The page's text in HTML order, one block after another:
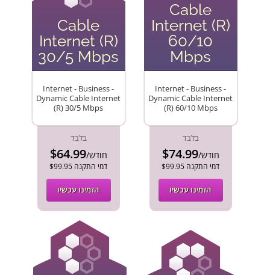
Cable
Internet (R)
30/5 Mbps
Internet - Business -
Dynamic Cable Internet
(R) 30/5 Mbps
בלבד
$64.99 /חודש
$99.95 דמי התקנה
הזמינו עכשיו
Cable
Internet (R)
60/10
Mbps
Internet - Business -
Dynamic Cable Internet
(R) 60/10 Mbps
בלבד
$74.99 /חודש
$99.95 דמי התקנה
הזמינו עכשיו